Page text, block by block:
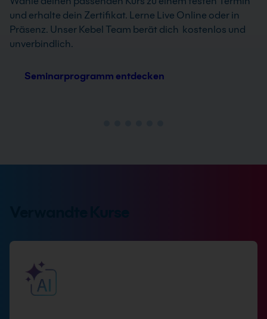
und erhalte dein Zertifikat. Lerne Live Online oder in
Präsenz. Unser Kebel Team berät dich kostenlos und
unverbindlich.
Seminarprogramm entdecken